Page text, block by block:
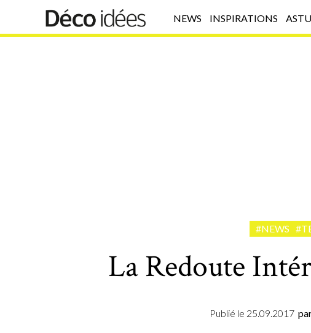
NEWS INSPIRATIONS
#NEWS
La Redoute
Publié le 25.09.2017